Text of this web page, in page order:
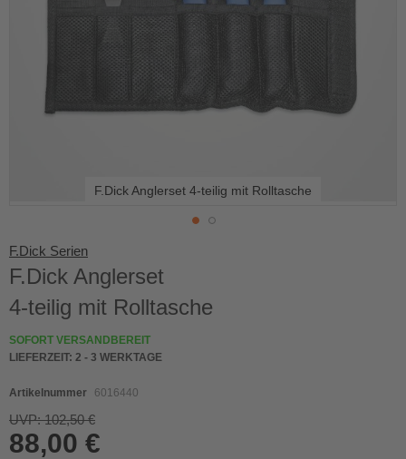
F.Dick Serien
F.Dick Anglerset
4-teilig mit Rolltasche
SOFORT VERSANDBEREIT
LIEFERZEIT: 2 - 3 WERKTAGE
Artikelnummer 6016440
UVP: 102,50 €
88,00 €
F.Dick Anglerset 4-teilig mit Rolltasche
to
the
of
images
gallery